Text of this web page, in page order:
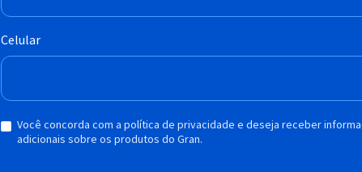
Celular
Você concorda com a política de privacidade e deseja receber
adicionais sobre os produtos do Gran.